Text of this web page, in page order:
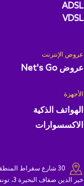
ADSL
VDSL
عروض الإنترنت
عروض Net's Go
الأجهزة
الهواتف الذكية
الاكسسوارات
خير الدين ضفاف البحيرة 3، تونس 2060